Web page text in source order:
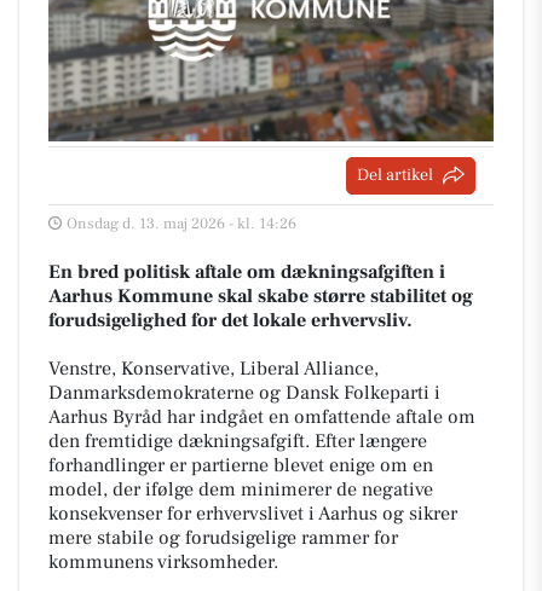
Del artikel
Onsdag d. 13. maj 2026 - kl. 14:26
En bred politisk aftale om dækningsafgiften i
Aarhus Kommune skal skabe større stabilitet og
forudsigelighed for det lokale erhvervsliv.
Venstre, Konservative, Liberal Alliance,
Danmarksdemokraterne og Dansk Folkeparti i
Aarhus Byråd har indgået en omfattende aftale om
den fremtidige dækningsafgift. Efter længere
forhandlinger er partierne blevet enige om en
model, der ifølge dem minimerer de negative
konsekvenser for erhvervslivet i Aarhus og sikrer
mere stabile og forudsigelige rammer for
kommunens virksomheder.